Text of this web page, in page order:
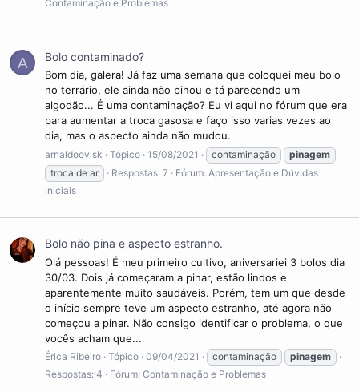
Contaminação e Problemas
A Bolo contaminado?
Bom dia, galera! Já faz uma semana que coloquei meu bolo
no terrário, ele ainda não pinou e tá parecendo um
algodão... É uma contaminação? Eu vi aqui no fórum que era
para aumentar a troca gasosa e faço isso varias vezes ao
dia, mas o aspecto ainda não mudou.
arnaldoovisk Tópico 15/08/2021 contaminação
pinagem
troca de ar
Respostas: 7 Fórum: Apresentação e Dúvidas
iniciais
Bolo não pina e aspecto estranho.
Olá pessoas! É meu primeiro cultivo, aniversariei 3 bolos dia
30/03. Dois já começaram a pinar, estão lindos e
aparentemente muito saudáveis. Porém, tem um que desde
o início sempre teve um aspecto estranho, até agora não
começou a pinar. Não consigo identificar o problema, o que
vocês acham que...
Érica Ribeiro Tópico 09/04/2021 contaminação
pinagem
Respostas: 4
Fórum: Contaminação e Problemas